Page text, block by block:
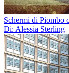
Schermi di Piombo
Di: Alessia Sterling